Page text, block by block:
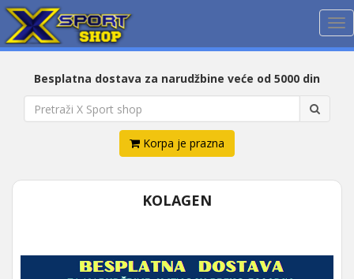
Besplatna dostava za narudžbine veće od 5000 din
Korpa je prazna
KOLAGEN